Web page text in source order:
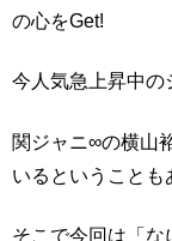
の心をGet!
今人気急上昇中の
関ジャニ∞の横山
いるということも
そこで今回は「